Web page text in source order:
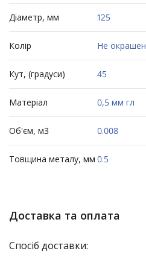
Діаметр, мм 125
Колір Не окрашен
Кут, (градуси) 45
Матеріал 0,5 мм гл
Об'єм, м3 0.008
Товщина металу, мм 0.5
Доставка та оплата
Спосіб доставки: